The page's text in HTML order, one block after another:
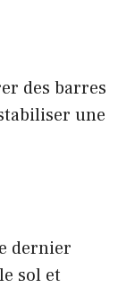
des barres
une
dernier
sol et